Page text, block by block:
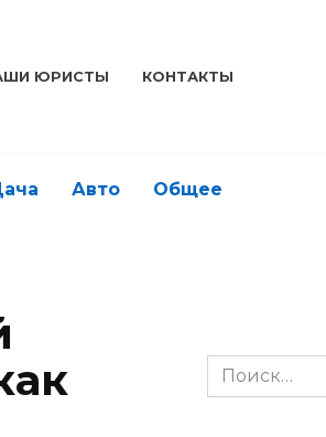
ЮРИСТЫ КОНТАКТЫ
Авто Общее
Search
for: